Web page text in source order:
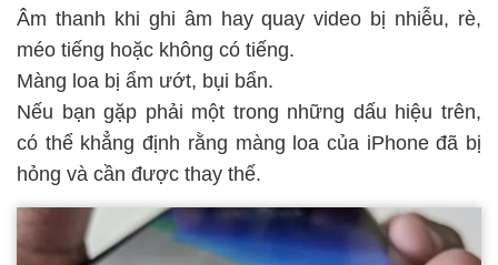
Âm thanh khi ghi âm hay quay video bị nhiễu, rè,
méo tiếng hoặc không có tiếng.
Màng loa bị ẩm ướt, bụi bẩn.
Nếu bạn gặp phải một trong những dấu hiệu trên,
có thể khẳng định rằng màng loa của iPhone đã bị
hỏng và cần được thay thế.